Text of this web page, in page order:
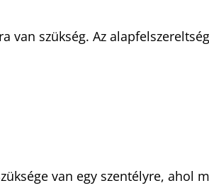
van szükség. Az
van egy szentélyre, ahol